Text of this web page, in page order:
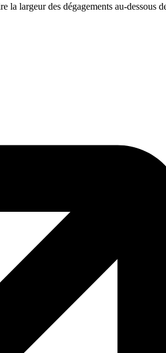
la largeur des dégagements au-dessous